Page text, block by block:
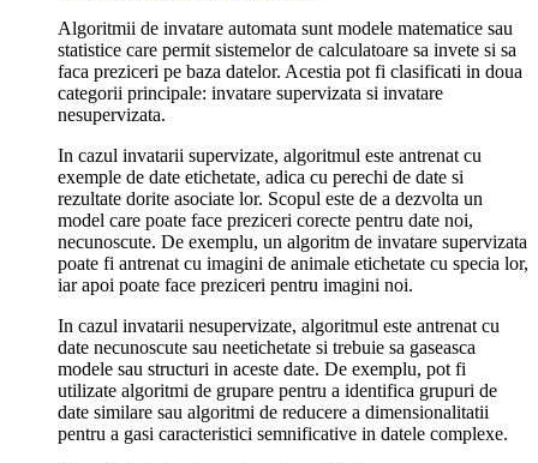
Algoritmii de invatare automata sunt modele matematice sau
statistice care permit sistemelor de calculatoare sa invete si sa
faca preziceri pe baza datelor. Acestia pot fi clasificati in doua
categorii principale: invatare supervizata si invatare
nesupervizata.
In cazul invatarii supervizate, algoritmul este antrenat cu
exemple de date etichetate, adica cu perechi de date si
rezultate dorite asociate lor. Scopul este de a dezvolta un
model care poate face preziceri corecte pentru date noi,
necunoscute. De exemplu, un algoritm de invatare supervizata
poate fi antrenat cu imagini de animale etichetate cu specia lor,
iar apoi poate face preziceri pentru imagini noi.
In cazul invatarii nesupervizate, algoritmul este antrenat cu
date necunoscute sau neetichetate si trebuie sa gaseasca
modele sau structuri in aceste date. De exemplu, pot fi
utilizate algoritmi de grupare pentru a identifica grupuri de
date similare sau algoritmi de reducere a dimensionalitatii
pentru a gasi caracteristici semnificative in datele complexe.